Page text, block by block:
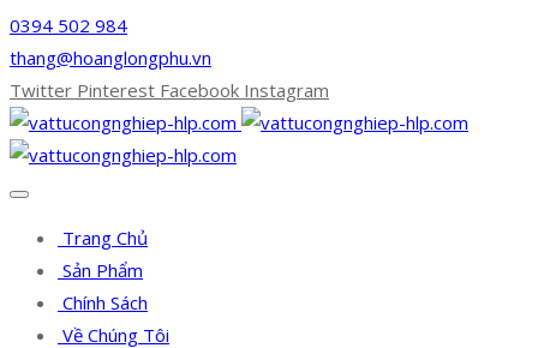
0394 502 984
thang@hoanglongphu.vn
Twitter Pinterest Facebook Instagram
Trang Chủ
Sản Phẩm
Chính Sách
Về Chúng Tôi